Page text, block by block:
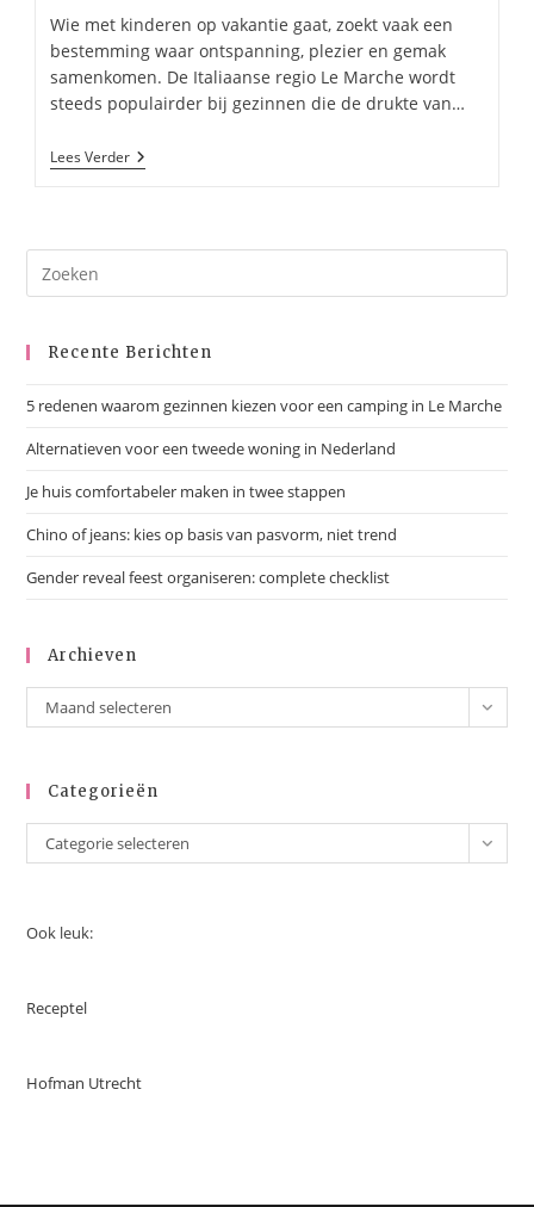
Wie met kinderen op vakantie gaat, zoekt vaak een
bestemming waar ontspanning, plezier en gemak
samenkomen. De Italiaanse regio Le Marche wordt
steeds populairder bij gezinnen die de drukte van…
Lees Verder5
Redenen
Voor
Camping
Marche
Recente Berichten
5 redenen waarom gezinnen kiezen voor een camping in Le Marche
Alternatieven voor een tweede woning in Nederland
Je huis comfortabeler maken in twee stappen
Chino of jeans: kies op basis van pasvorm, niet trend
Gender reveal feest organiseren: complete checklist
Archieven
Archieven
Maand selecteren
Categorieën
Categorieën
Categorie selecteren
Ook leuk:
Receptel
Hofman Utrecht